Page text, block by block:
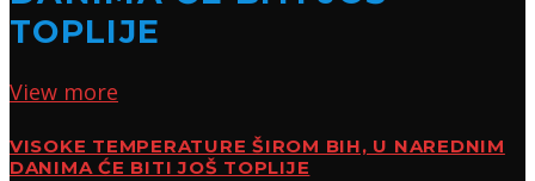
TOPLIJE
View more
VISOKE TEMPERATURE ŠIROM BIH, U NAREDNIM
DANIMA ĆE BITI JOŠ TOPLIJE